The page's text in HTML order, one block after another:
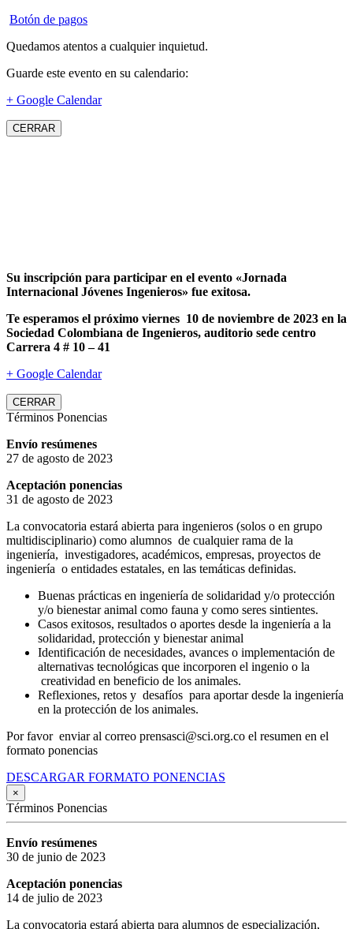
Botón de pagos
Quedamos atentos a cualquier inquietud.
Guarde este evento en su calendario:
+ Google Calendar
CERRAR
Su inscripción para participar en el evento «Jornada
Internacional Jóvenes Ingenieros» fue exitosa.
Te esperamos el próximo viernes 10 de noviembre de 2023 en la
Sociedad Colombiana de Ingenieros, auditorio sede centro
Carrera 4 # 10 – 41
+ Google Calendar
CERRAR
Términos Ponencias
Envío resúmenes
27 de agosto de 2023
Aceptación ponencias
31 de agosto de 2023
La convocatoria estará abierta para ingenieros (solos o en grupo
multidisciplinario) como alumnos de cualquier rama de la
ingeniería, investigadores, académicos, empresas, proyectos de
ingeniería o entidades estatales, en las temáticas definidas.
Buenas prácticas en ingeniería de solidaridad y/o protección
y/o bienestar animal como fauna y como seres sintientes.
Casos exitosos, resultados o aportes desde la ingeniería a la
solidaridad, protección y bienestar animal
Identificación de necesidades, avances o implementación de
alternativas tecnológicas que incorporen el ingenio o la
creatividad en beneficio de los animales.
Reflexiones, retos y desafíos para aportar desde la ingeniería
en la protección de los animales.
Por favor enviar al correo prensasci@sci.org.co el resumen en el
formato ponencias
DESCARGAR FORMATO PONENCIAS
×
Términos Ponencias
Envío resúmenes
30 de junio de 2023
Aceptación ponencias
14 de julio de 2023
La convocatoria estará abierta para alumnos de especialización,